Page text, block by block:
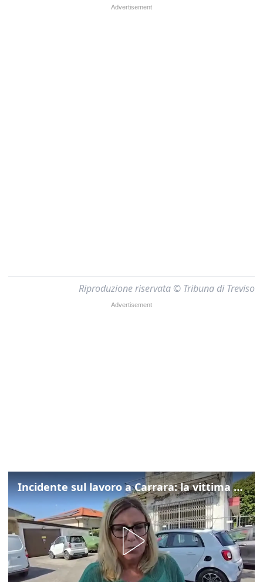
Riproduzione riservata © Tribuna di Treviso
Incidente sul lavoro a Carrara: la vittima un operario esperto settore marmifero